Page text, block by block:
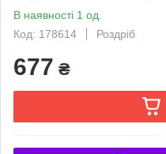
В наявності 1 од.
Код: 178614
Роздріб
677 ₴